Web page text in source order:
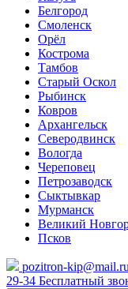
Белгород
Смоленск
Орёл
Кострома
Тамбов
Старый Оскол
Рыбинск
Ковров
Архангельск
Северодвинск
Вологда
Череповец
Петрозаводск
Сыктывкар
Мурманск
Великий
Псков
pozitron-kip@mail.ru
29-34 Бесплатный